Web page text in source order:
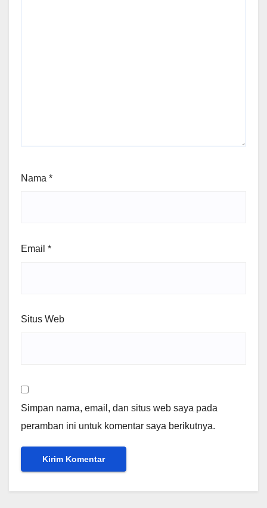
Nama *
Email *
Situs Web
Simpan nama, email, dan situs web saya pada
peramban ini untuk komentar saya berikutnya.